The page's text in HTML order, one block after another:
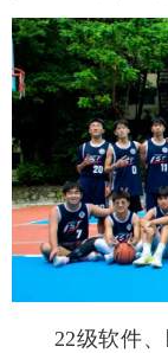
22级软件